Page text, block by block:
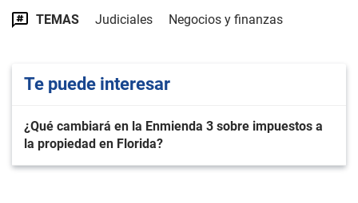
TEMAS Judiciales Negocios y finanzas
Te puede interesar
¿Qué cambiará en la Enmienda 3 sobre impuestos a
la propiedad en Florida?